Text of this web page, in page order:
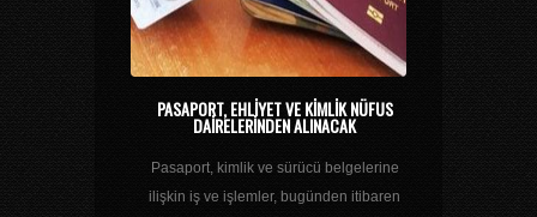
PASAPORT, EHLIYET VE KIMLIK NÜFUS
DAIRELERINDEN ALINACAK
Pasaport, kimlik ve sürücü belgelerine
ilişkin iş ve işlemler, bugünden itibaren